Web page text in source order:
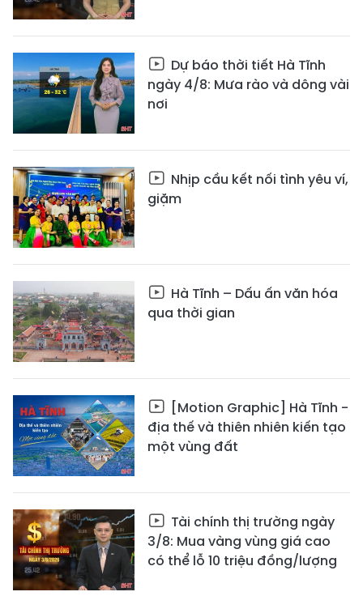
Dự báo thời tiết Hà Tĩnh
ngày 4/8: Mưa rào và dông vài
nơi
Nhịp cầu kết nối tình yêu ví,
giặm
Hà Tĩnh – Dấu ấn văn hóa
qua thời gian
[Motion Graphic] Hà Tĩnh -
địa thế và thiên nhiên kiến tạo
một vùng đất
Tài chính thị trường ngày
3/8: Mua vàng vùng giá cao
có thể lỗ 10 triệu đồng/lượng